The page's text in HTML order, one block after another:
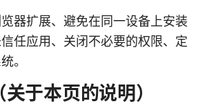
器扩展、避免在同一设备上安装
任应用、关闭不必要的权限、定
。
于本页的说明）